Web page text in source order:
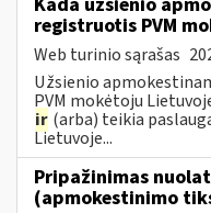
registruotis PVM
Web turinio sąrašas
Užsienio
PVM mokėtoju
ir (arba) teikia
Lietuvoje...
Pripažinimas
(apmokestinimo